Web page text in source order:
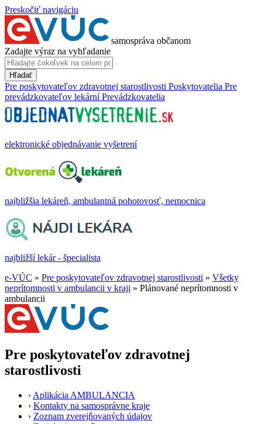
Preskočiť navigáciu
samospráva občanom
Zadajte výraz na vyhľadanie
Hľadať
Pre poskytovateľov zdravotnej starostlivosti Poskytovatelia Pre
prevádzkovateľov lekární Prevádzkovatelia
elektronické objednávanie vyšetrení
najbližšia lekáreň, ambulantná pohotovosť, nemocnica
najbližší lekár - špecialista
e-VÚC » Pre poskytovateľov zdravotnej starostlivosti » Všetky
neprítomnosti v ambulancii v kraji » Plánované neprítomnosti v
ambulancii
Pre poskytovateľov zdravotnej
starostlivosti
› Aplikácia AMBULANCIA
› Kontakty na samosprávne kraje
› Zoznam zverejňovaných údajov